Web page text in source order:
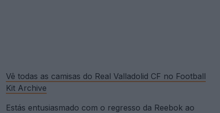
Vê todas as camisas do Real Valladolid CF no Football
Kit Archive
Estás entusiasmado com o regresso da Reebok ao